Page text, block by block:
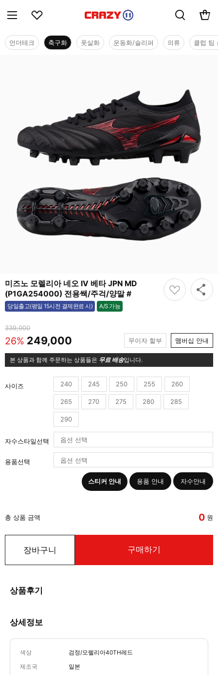
언더테크 축구화 풋살화 운동화/슬리퍼 의류 클럽 팀
미즈노 모렐리아 네오 IV 베타 JPN MD
(P1GA254000) 전용쌕/주걱/양말 #
당일출고(평일 15시전 결제완료 시) A/S 가능
가능
339,000
26% 249,000 무이자 할부 맴버십 안내
본 상품과 함께 주문하는 상품들은 무료 배송입니다.
사이즈 240 245 250 255 260
265 270 275 280 285
290
자수스타일선택
용품선택
스티커 안내 용품 안내 자수안내
총 상품 금액 0 원
장바구니 구매하기
상품후기
상세정보
색상 검정/모렐리아40TH레드
제조국 일본